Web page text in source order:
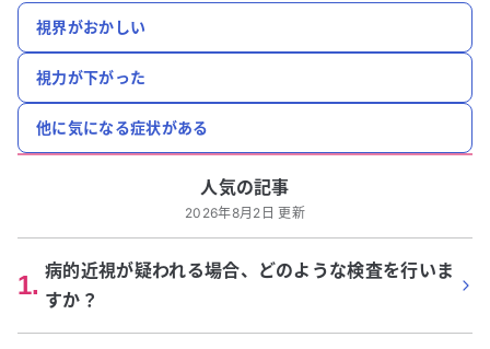
視界がおかしい
視力が下がった
他に気になる症状がある
人気の記事
2026年8月2日 更新
1. 病的近視が疑われる場合、どのような検査を行いま
すか？